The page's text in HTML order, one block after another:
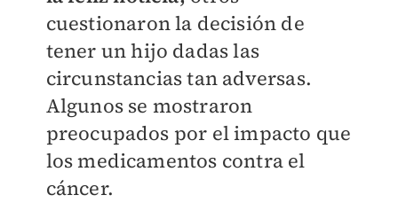
cuestionaron la decisión de
tener un hijo dadas las
circunstancias tan adversas.
Algunos se mostraron
preocupados por el impacto que
los medicamentos contra el
cáncer.